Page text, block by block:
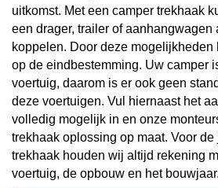
uitkomst. Met een camper trekhaak
een drager, trailer of aanhangwagen
koppelen. Door deze mogelijkheden
op de eindbestemming. Uw camper
voertuig, daarom is er ook geen
deze voertuigen. Vul hiernaast het
volledig mogelijk in en onze
trekhaak oplossing op maat. Voor
trekhaak houden wij altijd rekening
voertuig, de opbouw en het bouwjaar.